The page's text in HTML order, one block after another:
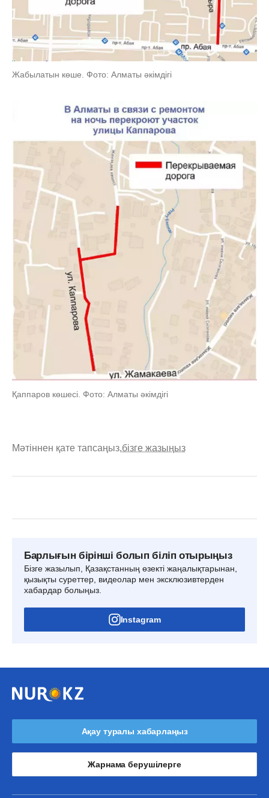
Жабылатын көше. Фото: Алматы әкімдігі
Қаппаров көшесі. Фото: Алматы әкімдігі
Мәтіннен қате тапсаңыз,бізге жазыңыз
Барлығын бірінші болып біліп отырыңыз
Бізге жазылып, Қазақстанның өзекті жаңалықтарынан,
қызықты суреттер, видеолар мен эксклюзивтерден
хабардар болыңыз.
Instagram
Ақау туралы хабарлаңыз
Жарнама берушілерге